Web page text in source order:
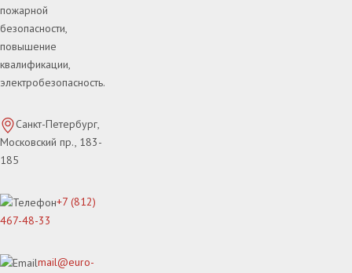
пожарной
безопасности,
повышение
квалификации,
электробезопасность.
Санкт-Петербург,
Московский пр., 183-
185
+7 (812)
467-48-33
mail@euro-